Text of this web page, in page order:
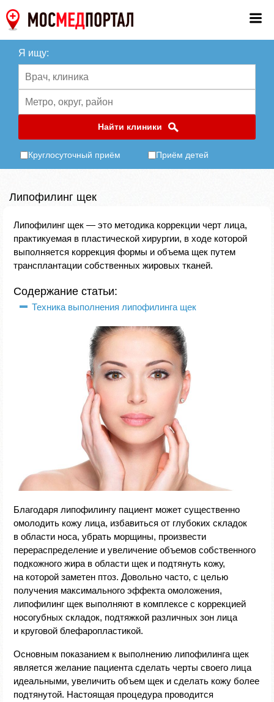
Я ищу:
Найти клиники
Круглосуточный приём Приём детей
Липофилинг щек
Липофилинг щек — это методика коррекции черт лица,
практикуемая в пластической хирургии, в ходе которой
выполняется коррекция формы и объема щек путем
трансплантации собственных жировых тканей.
Содержание статьи:
Техника выполнения липофилинга щек
Благодаря липофилингу пациент может существенно
омолодить кожу лица, избавиться от глубоких складок
в области носа, убрать морщины, произвести
перераспределение и увеличение объемов собственного
подкожного жира в области щек и подтянуть кожу,
на которой заметен птоз. Довольно часто, с целью
получения максимального эффекта омоложения,
липофилинг щек выполняют в комплексе с коррекцией
носогубных складок, подтяжкой различных зон лица
и круговой блефаропластикой.
Основным показанием к выполнению липофилинга щек
является желание пациента сделать черты своего лица
идеальными, увеличить объем щек и сделать кожу более
подтянутой. Настоящая процедура проводится